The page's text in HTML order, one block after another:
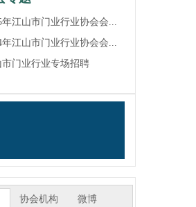
年江山市门业行业协会会...
年江山市门业行业协会会...
市门业行业专场招聘
协会机构 微博